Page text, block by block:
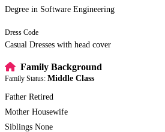
Degree in Software Engineering
Dress Code
Casual Dresses with head cover
Family Background
Family Status: Middle Class
Father Retired
Mother Housewife
Siblings None